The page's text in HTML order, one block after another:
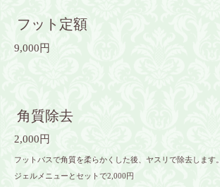
フット定額
9,000円
角質除去
2,000円
フットバスで角質を柔らかくした後、ヤスリで除去します。
ジェルメニューとセットで2,000円